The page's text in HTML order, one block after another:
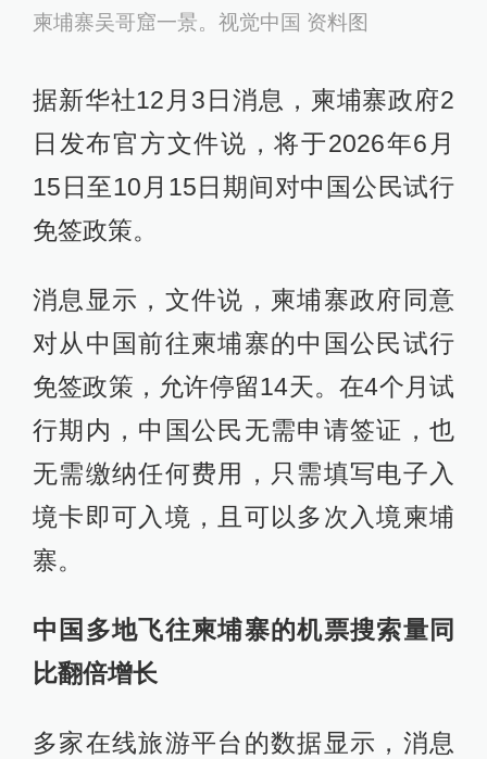
柬埔寨吴哥窟一景。视觉中国 资料图
据新华社12月3日消息，柬埔寨政府2
日发布官方文件说，将于2026年6月
15日至10月15日期间对中国公民试行
免签政策。
消息显示，文件说，柬埔寨政府同意
对从中国前往柬埔寨的中国公民试行
免签政策，允许停留14天。在4个月试
行期内，中国公民无需申请签证，也
无需缴纳任何费用，只需填写电子入
境卡即可入境，且可以多次入境柬埔
寨。
中国多地飞往柬埔寨的机票搜索量同
比翻倍增长
多家在线旅游平台的数据显示，消息